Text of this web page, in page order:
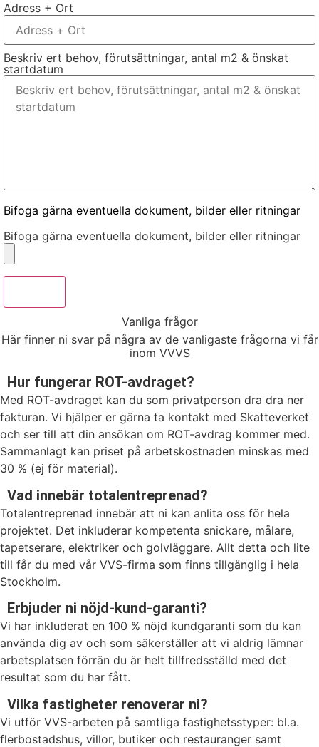
Adress + Ort
Beskriv ert behov, förutsättningar, antal m2 & önskat
startdatum
Bifoga gärna eventuella dokument, bilder eller ritningar
Bifoga gärna eventuella dokument, bilder eller ritningar
Vanliga frågor
Här finner ni svar på några av de vanligaste frågorna vi får
inom VVVS
Hur fungerar ROT-avdraget?
Med ROT-avdraget kan du som privatperson dra dra ner
fakturan. Vi hjälper er gärna ta kontakt med Skatteverket
och ser till att din ansökan om ROT-avdrag kommer med.
Sammanlagt kan priset på arbetskostnaden minskas med
30 % (ej för material).
Vad innebär totalentreprenad?
Totalentreprenad innebär att ni kan anlita oss för hela
projektet. Det inkluderar kompetenta snickare, målare,
tapetserare, elektriker och golvläggare. Allt detta och lite
till får du med vår VVS-firma som finns tillgänglig i hela
Stockholm.
Erbjuder ni nöjd-kund-garanti?
Vi har inkluderat en 100 % nöjd kundgaranti som du kan
använda dig av och som säkerställer att vi aldrig lämnar
arbetsplatsen förrän du är helt tillfredsställd med det
resultat som du har fått.
Vilka fastigheter renoverar ni?
Vi utför VVS-arbeten på samtliga fastighetsstyper: bl.a.
flerbostadshus, villor, butiker och restauranger samt